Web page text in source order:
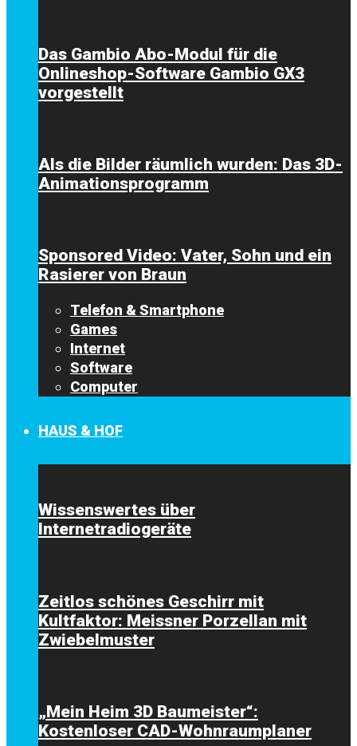
Das Gambio Abo-Modul für die
Onlineshop-Software Gambio GX3
vorgestellt
Als die Bilder räumlich wurden: Das 3D-
Animationsprogramm
Sponsored Video: Vater, Sohn und ein
Rasierer von Braun
Telefon & Smartphone
Games
Internet
Software
Computer
HAUS & HOF
Wissenswertes über
Internetradiogeräte
Zeitlos schönes Geschirr mit
Kultfaktor: Meissner Porzellan mit
Zwiebelmuster
„Mein Heim 3D Baumeister“:
Kostenloser CAD-Wohnraumplaner